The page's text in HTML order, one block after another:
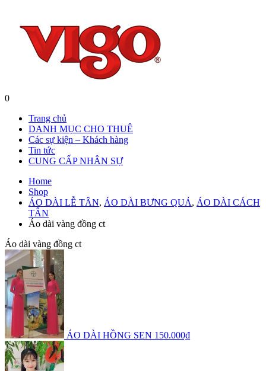
0
Trang chủ
DANH MỤC CHO THUÊ
Các sự kiện – Khách hàng
Tin tức
CUNG CẤP NHÂN SỰ
Home
Shop
ÁO DÀI LỄ TÂN, ÁO DÀI BƯNG QUẢ, ÁO DÀI CÁCH
TÂN
Áo dài vàng đồng ct
Áo dài vàng đồng ct
ÁO DÀI HỒNG SEN 150.000₫